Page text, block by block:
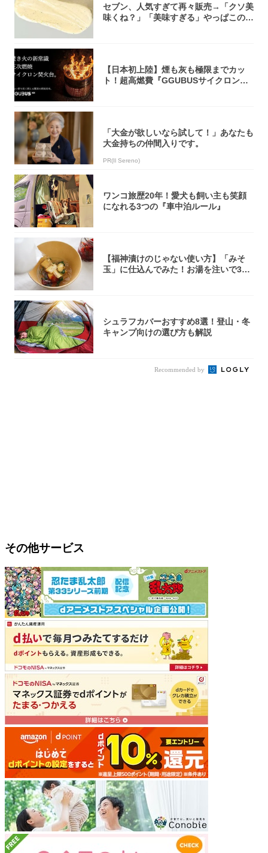
セブン、人気すぎて再々販売→「クソ美
味くね？」「美味すぎる」やっぱこのク
【日本初上陸】煙も灰も極限までカッ
ト！超高燃費『GGUBUSサイクロン焚
「大金が欲しいなら試して！」あなたも
大金持ちの仲間入りです。
PR(Il Sereno)
ワンコ旅歴20年！愛犬も飼い主も笑顔
になれる3つの『車中泊ルール』
【福神漬けのじゃない使い方】「みそ
玉」に仕込んでみた！お湯を注いで30
シュラフカバーおすすめ8選！登山・冬
キャンプ向けの選び方も解説
Recommended by
その他サービス